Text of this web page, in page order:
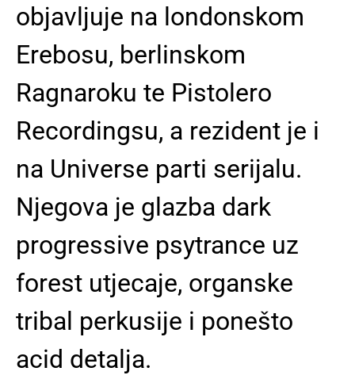
objavljuje na londonskom
Erebosu, berlinskom
Ragnaroku te Pistolero
Recordingsu, a rezident je i
na Universe parti serijalu.
Njegova je glazba dark
progressive psytrance uz
forest utjecaje, organske
tribal perkusije i ponešto
acid detalja.